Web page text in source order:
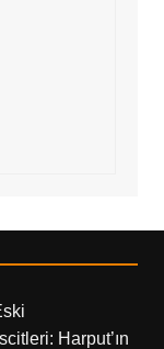
Harput’ın